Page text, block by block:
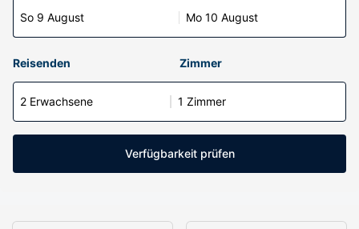
So 9 August Mo 10 August
Reisenden Zimmer
2 Erwachsene 1 Zimmer
Verfügbarkeit prüfen